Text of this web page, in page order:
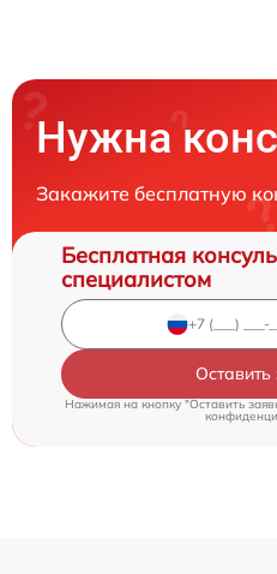
Нужна
Закажите бесплатную
Бесплатная
специалистом
Оставить
Нажимая на кнопку "Оставить